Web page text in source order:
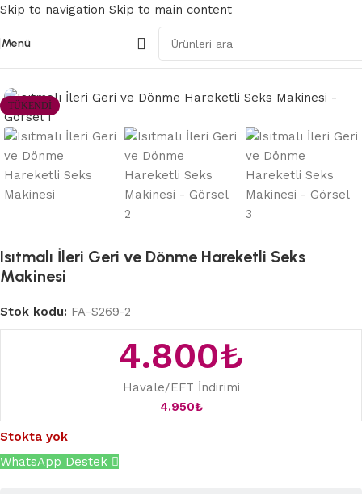
Skip to navigation Skip to main content
Menü
Seks Makinaları
TÜKENDI
Isıtmalı İleri Geri ve Dönme Hareketli Seks
Makinesi
Stok kodu: FA-S269-2
4.800₺
Havale/EFT İndirimi
4.950₺
Stokta yok
WhatsApp Destek